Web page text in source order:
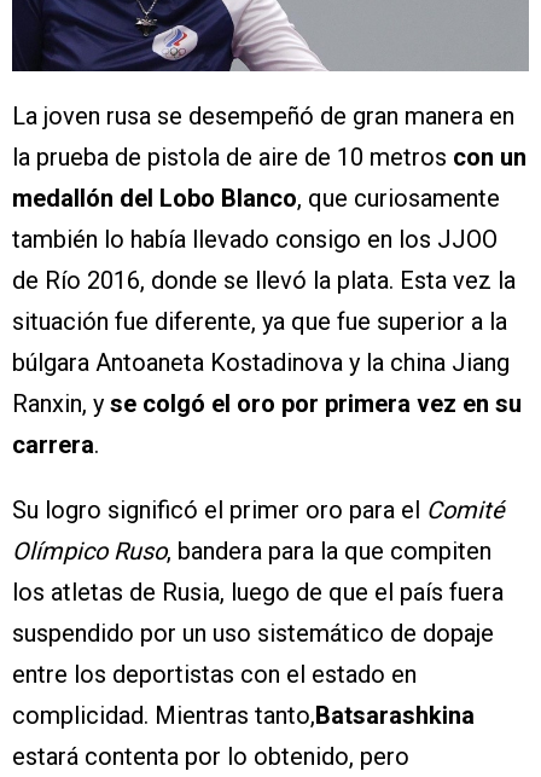
La joven rusa se desempeñó de gran manera en
la prueba de pistola de aire de 10 metros con un
medallón del Lobo Blanco, que curiosamente
también lo había llevado consigo en los JJOO
de Río 2016, donde se llevó la plata. Esta vez la
situación fue diferente, ya que fue superior a la
búlgara Antoaneta Kostadinova y la china Jiang
Ranxin, y se colgó el oro por primera vez en su
carrera.
Su logro significó el primer oro para el Comité
Olímpico Ruso, bandera para la que compiten
los atletas de Rusia, luego de que el país fuera
suspendido por un uso sistemático de dopaje
entre los deportistas con el estado en
complicidad. Mientras tanto,Batsarashkina
estará contenta por lo obtenido, pero